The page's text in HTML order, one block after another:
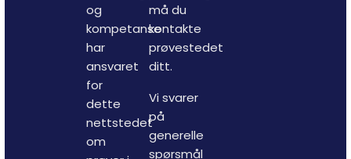
og
kompetanse
har
ansvaret
for
dette
nettstedet
om
må du
kontakte
prøvestedet
ditt.
Vi svarer
på
generelle
spørsmål